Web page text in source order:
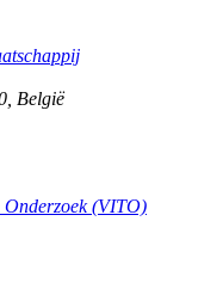
België
Onderzoek (VITO)